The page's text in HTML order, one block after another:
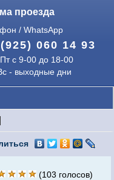
проезда
/ WhatsApp
060 14 93
с 9-00 до 18-00
- выходные дни
(103 голосов)